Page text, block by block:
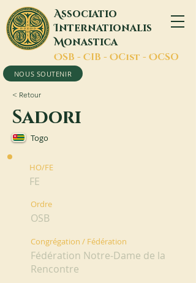
Associatio
Internationalis
Monastica
OSB - CIB - OCist - OCSO
NOUS SOUTENIR
< Retour
Sadori
Togo
HO/FE
FE
Ordre
OSB
Congrégation / Fédération
Fédération Notre-Dame de la
Rencontre